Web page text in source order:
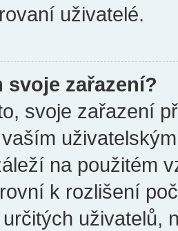
uživatelé.
svoje zařazení?
svoje zařazení
na použitém
k rozlišení
uživatelů,